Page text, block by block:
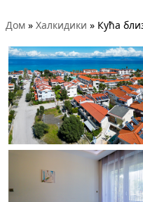
Дом » Халкидики » Кућа